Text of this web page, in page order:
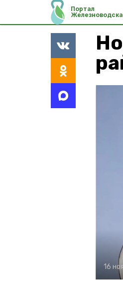
Портал
Железноводска
16